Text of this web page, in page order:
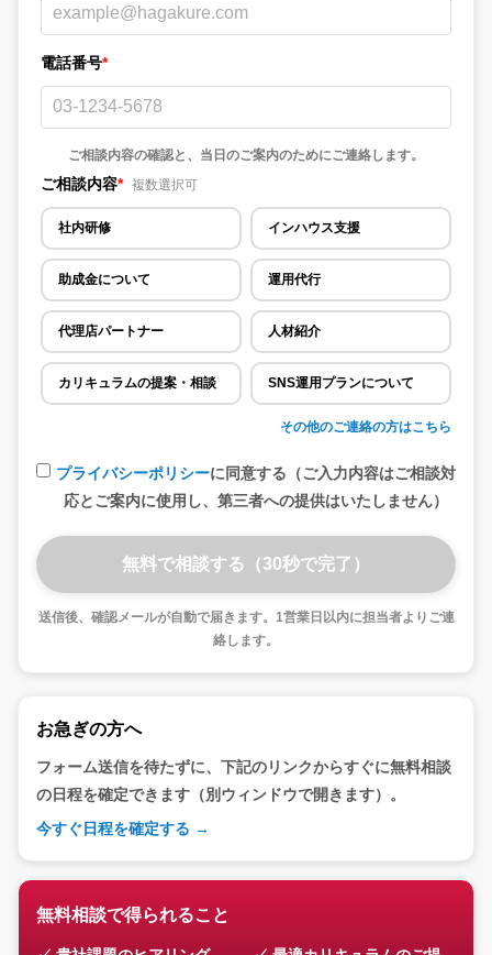
無料相談で得られること
電話番号*
ご相談内容の確認と、当日のご案内のためにご連絡します。
ご相談内容* 複数選択可
社内研修 インハウス支援
助成金について 運用代行
代理店パートナー 人材紹介
カリキュラムの提案・相談 SNS運用プランについて
その他のご連絡の方はこちら
プライバシーポリシーに同意する（ご入力内容はご相談対
応とご案内に使用し、第三者への提供はいたしません）
送信後、確認メールが自動で届きます。1営業日以内に担当者よりご連
絡します。
お急ぎの方へ
フォーム送信を待たずに、下記のリンクからすぐに無料相談
の日程を確定できます（別ウィンドウで開きます）。
今すぐ日程を確定する →